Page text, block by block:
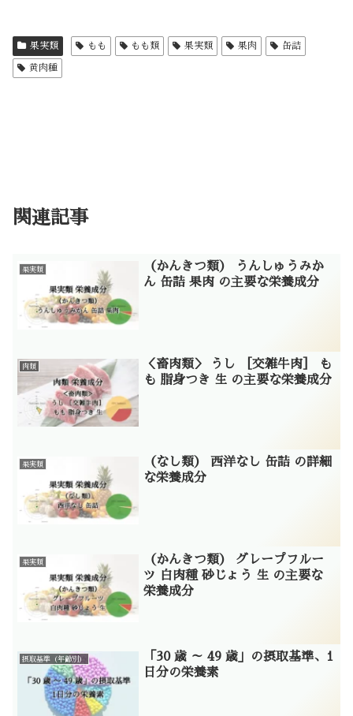
果実類 もも もも類 果実類 果肉 缶詰
黄肉種
関連記事
果実類
（かんきつ類） うんしゅうみか
ん 缶詰 果肉 の主要な栄養成分
肉類
＜畜肉類＞ うし ［交雑牛肉］ も
も 脂身つき 生 の主要な栄養成分
果実類
（なし類） 西洋なし 缶詰 の詳細
な栄養成分
果実類
（かんきつ類） グレープフルー
ツ 白肉種 砂じょう 生 の主要な
栄養成分
摂取基準（年齢別）
「30 歳 ～ 49 歳」の摂取基準、1
日分の栄養素